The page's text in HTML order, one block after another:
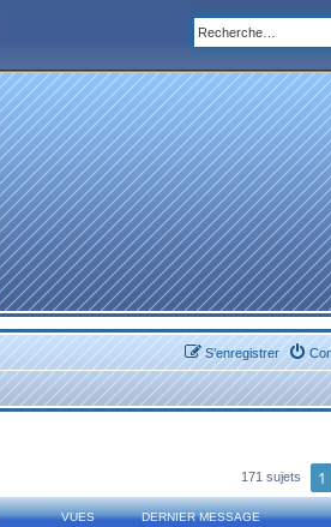
S’enregistrer
171 sujets 1
VUES DERNIER MESSAGE